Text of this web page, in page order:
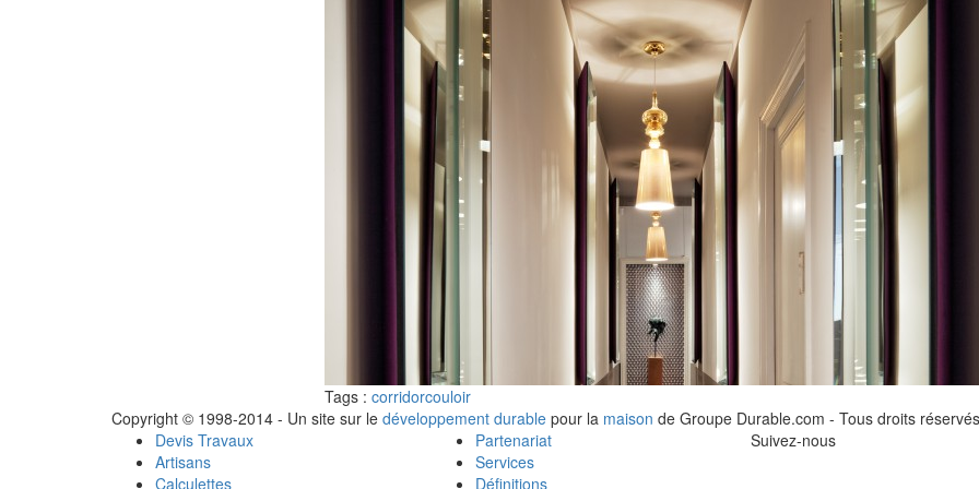
Tags : corridorcouloir
Copyright © 1998-2014 - Un site sur le développement durable pour la maison de Groupe Durable.com - Tous droits
Devis Travaux
Artisans
Calculettes
Partenariat
Services
Définitions
Suivez-nous